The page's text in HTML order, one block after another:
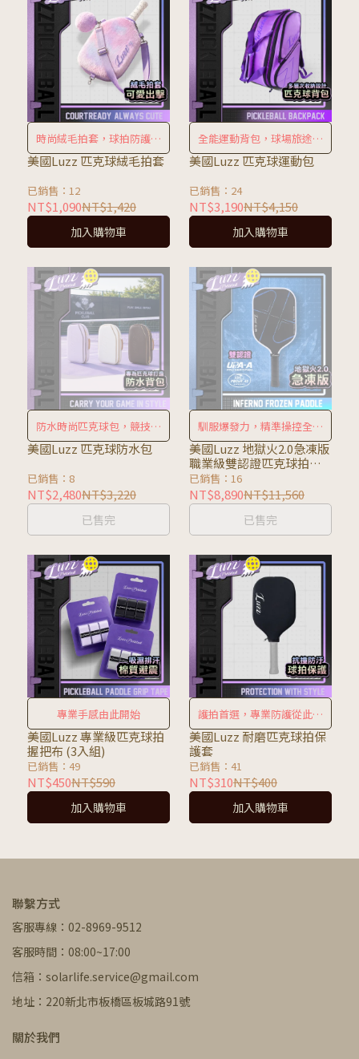
時尚絨毛拍套，球拍防護風
格兼備
美國Luzz 匹克球絨毛拍套
已銷售：12
NT$1,090NT$1,420
加入購物車
全能運動背包，球場旅途一
包搞定
美國Luzz 匹克球運動包
已銷售：24
NT$3,190NT$4,150
加入購物車
防水時尚匹克球包，競技休
閒首選
美國Luzz 匹克球防水包
已銷售：8
NT$2,480NT$3,220
已售完
馴服爆發力，精準操控全場
制霸！
美國Luzz 地獄火2.0急凍版
職業級雙認證匹克球拍
Inferno Frozen
已銷售：16
NT$8,890NT$11,560
已售完
專業手感由此開始
美國Luzz 專業級匹克球拍
握把布 (3入組)
已銷售：49
NT$450NT$590
加入購物車
護拍首選，專業防護從此升
級！
美國Luzz 耐磨匹克球拍保
護套
已銷售：41
NT$310NT$400
加入購物車
聯繫方式
客服專線：02-8969-9512
客服時間：08:00~17:00
信箱：solarlife.service@gmail.com
地址：220新北市板橋區板城路91號
關於我們